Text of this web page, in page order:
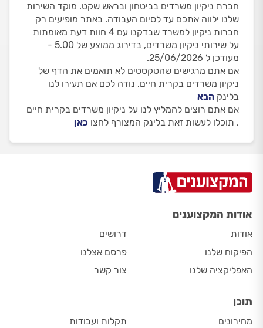
חברת ניקיון משרדים בביטחון ובראש שקט. מוקד השירות
שלנו ילווה אתכם עד לסיום העבודה. באתר מופיעים רק
חברות ניקיון למשרד שבדקנו עם 4 חוות דעת מאומתות
על שירותי ניקיון משרדים, בדירוג ממוצע של 5.00 -
מעודכן ל 25/06/2026.
אם אתם מרגישים שהטקסטים לא תואמים את הדף של
ניקיון משרדים בקרית חיים, נודה לכם אם תעירו לנו
בלינק הבא
אם אתם רוצים להמליץ לנו על ניקיון משרדים בקרית חיים
, תוכלו לעשות זאת בלינק המצורף לחצו כאן
אודות המקצוענים
אודות
הפיקוח שלנו
האפליקציה שלנו
דרושים
פרסם אצלנו
צור קשר
תוכן
מחירונים
תקלות ועבודות